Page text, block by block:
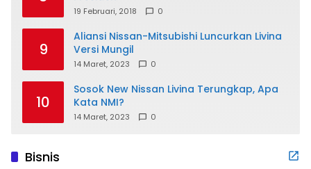
19 Februari, 2018 0
9
Aliansi Nissan-Mitsubishi Luncurkan Livina
Versi Mungil
14 Maret, 2023 0
10
Sosok New Nissan Livina Terungkap, Apa
Kata NMI?
14 Maret, 2023 0
Bisnis